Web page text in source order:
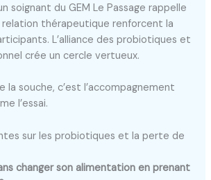
soignant du GEM Le Passage rappelle
relation thérapeutique renforcent la
L’alliance des probiotiques et
crée un cercle vertueux.
la souche, c’est l’accompagnement
l’essai.
sur les probiotiques et la perte de
changer son alimentation en prenant